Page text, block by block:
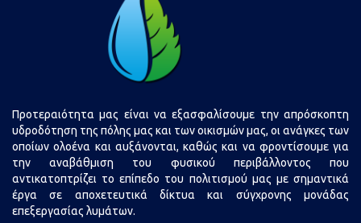
Προτεραιότητα μας είναι να εξασφαλίσουμε την απρόσκοπτη
υδροδότηση της πόλης μας και των οικισμών μας, οι ανάγκες των
οποίων ολοένα και αυξάνονται, καθώς και να φροντίσουμε για
την αναβάθμιση του φυσικού περιβάλλοντος που
αντικατοπτρίζει το επίπεδο του πολιτισμού μας με σημαντικά
έργα σε αποχετευτικά δίκτυα και σύγχρονης μονάδας
επεξεργασίας λυμάτων.